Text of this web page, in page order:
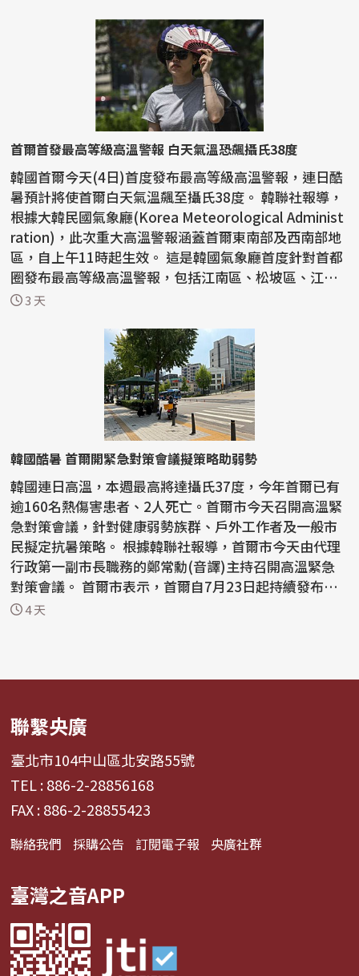
首爾首發最高等級高溫警報 白天氣溫恐飆攝氏38度
韓國首爾今天(4日)首度發布最高等級高溫警報，連日酷
暑預計將使首爾白天氣溫飆至攝氏38度。 韓聯社報導，
根據大韓民國氣象廳(Korea Meteorological Administ
ration)，此次重大高溫警報涵蓋首爾東南部及西南部地
區，自上午11時起生效。 這是韓國氣象廳首度針對首都
圈發布最高等級高溫警報，包括江南區、松坡區、江西
區...3 天
韓國酷暑 首爾開緊急對策會議擬策略助弱勢
韓國連日高溫，本週最高將達攝氏37度，今年首爾已有
逾160名熱傷害患者、2人死亡。首爾市今天召開高溫緊
急對策會議，針對健康弱勢族群、戶外工作者及一般市
民擬定抗暑策略。 根據韓聯社報導，首爾市今天由代理
行政第一副市長職務的鄭常勳(音譯)主持召開高溫緊急
對策會議。 首爾市表示，首爾自7月23日起持續發布高
溫特...
4 天
聯繫央廣
臺北市104中山區北安路55號
TEL : 886-2-28856168
FAX : 886-2-28855423
聯絡我們 採購公告 訂閱電子報 央廣社群
臺灣之音APP